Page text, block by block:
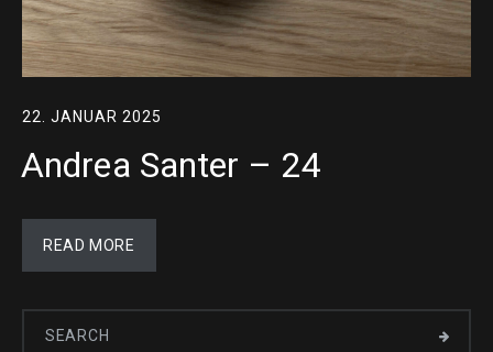
22. JANUAR 2025
Andrea Santer – 24
READ MORE